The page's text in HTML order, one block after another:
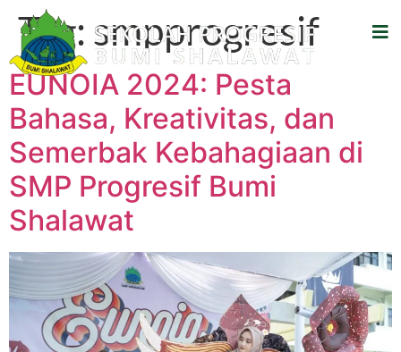
Tag: smpprogresif
EUNOIA 2024: Pesta
Bahasa, Kreativitas, dan
Semerbak Kebahagiaan di
SMP Progresif Bumi
Shalawat